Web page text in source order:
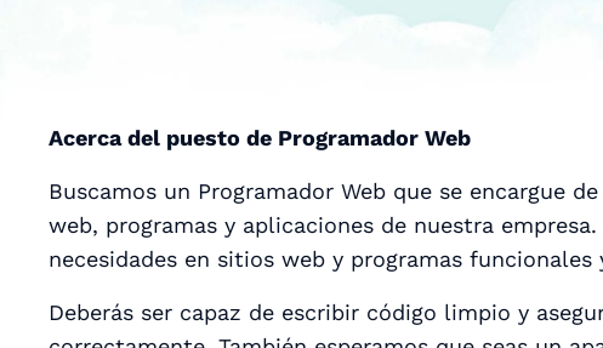
Acerca del puesto de Programador Web
Buscamos un Programador Web que se encargue
web, programas y aplicaciones de nuestra
necesidades en sitios web y programas funcionales
Deberás ser capaz de escribir código limpio y